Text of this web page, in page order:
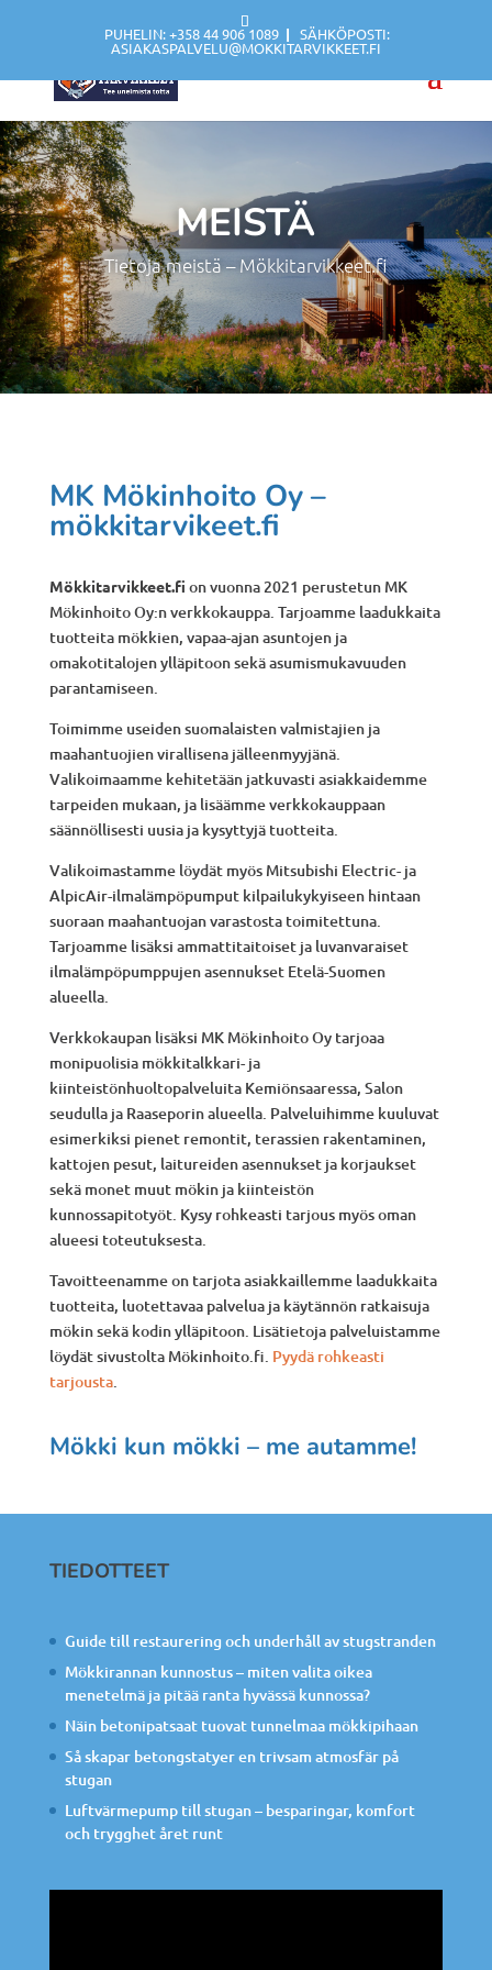
PUHELIN: +358 44 906 1089 |SÄHKÖPOSTI:
ASIAKASPALVELU@MOKKITARVIKKEET.FI
MEISTÄ
Tietoja meistä – Mökkitarvikkeet.fi
MK Mökinhoito Oy –
mökkitarvikeet.fi
Mökkitarvikkeet.fi on vuonna 2021 perustetun MK
Mökinhoito Oy:n verkkokauppa. Tarjoamme laadukkaita
tuotteita mökkien, vapaa-ajan asuntojen ja
omakotitalojen ylläpitoon sekä asumismukavuuden
parantamiseen.
Toimimme useiden suomalaisten valmistajien ja
maahantuojien virallisena jälleenmyyjänä.
Valikoimaamme kehitetään jatkuvasti asiakkaidemme
tarpeiden mukaan, ja lisäämme verkkokauppaan
säännöllisesti uusia ja kysyttyjä tuotteita.
Valikoimastamme löydät myös Mitsubishi Electric- ja
AlpicAir-ilmalämpöpumput kilpailukykyiseen hintaan
suoraan maahantuojan varastosta toimitettuna.
Tarjoamme lisäksi ammattitaitoiset ja luvanvaraiset
ilmalämpöpumppujen asennukset Etelä-Suomen
alueella.
Verkkokaupan lisäksi MK Mökinhoito Oy tarjoaa
monipuolisia mökkitalkkari- ja
kiinteistönhuoltopalveluita Kemiönsaaressa, Salon
seudulla ja Raaseporin alueella. Palveluihimme kuuluvat
esimerkiksi pienet remontit, terassien rakentaminen,
kattojen pesut, laitureiden asennukset ja korjaukset
sekä monet muut mökin ja kiinteistön
kunnossapitotyöt. Kysy rohkeasti tarjous myös oman
alueesi toteutuksesta.
Tavoitteenamme on tarjota asiakkaillemme laadukkaita
tuotteita, luotettavaa palvelua ja käytännön ratkaisuja
mökin sekä kodin ylläpitoon. Lisätietoja palveluistamme
löydät sivustolta Mökinhoito.fi. Pyydä rohkeasti
tarjousta.
Mökki kun mökki – me autamme!
TIEDOTTEET
Guide till restaurering och underhåll av stugstranden
Mökkirannan kunnostus – miten valita oikea
menetelmä ja pitää ranta hyvässä kunnossa?
Näin betonipatsaat tuovat tunnelmaa mökkipihaan
Så skapar betongstatyer en trivsam atmosfär på
stugan
Luftvärmepump till stugan – besparingar, komfort
och trygghet året runt